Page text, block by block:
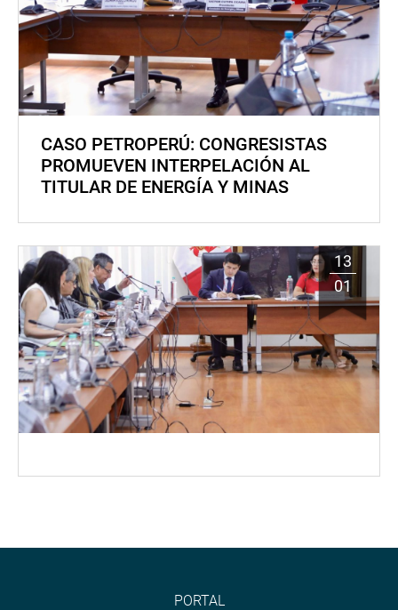
CASO PETROPERÚ: CONGRESISTAS
PROMUEVEN INTERPELACIÓN AL
TITULAR DE ENERGÍA Y MINAS
13
01
PORTAL